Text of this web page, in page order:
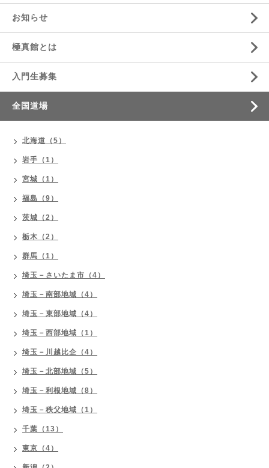
お知らせ
極真館とは
入門生募集
全国道場
北海道（5）
岩手（1）
宮城（1）
福島（9）
茨城（2）
栃木（2）
群馬（1）
埼玉－さいたま市（4）
埼玉－南部地域（4）
埼玉－東部地域（4）
埼玉－西部地域（1）
埼玉－川越比企（4）
埼玉－北部地域（5）
埼玉－利根地域（8）
埼玉－秩父地域（1）
千葉（13）
東京（4）